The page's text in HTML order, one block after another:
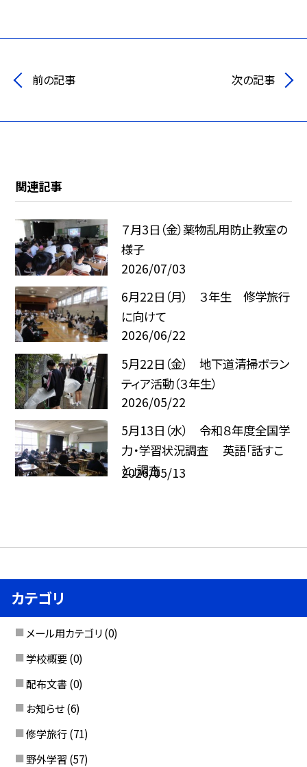
前の記事 次の記事
関連記事
７月3日（金）薬物乱用防止教室の
様子
2026/07/03
6月22日（月） ３年生 修学旅行
に向けて
2026/06/22
5月22日（金） 地下道清掃ボラン
ティア活動（３年生）
2026/05/22
5月13日（水） 令和８年度全国学
力・学習状況調査 英語「話すこ
と」調査
2026/05/13
カテゴリ
メール用カテゴリ (0)
学校概要 (0)
配布文書 (0)
お知らせ (6)
修学旅行 (71)
野外学習 (57)